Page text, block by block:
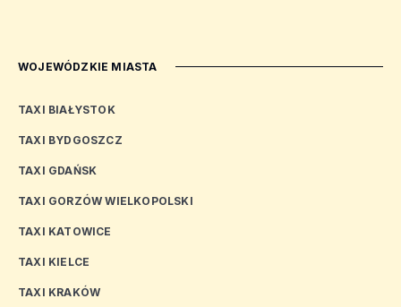
WOJEWÓDZKIE MIASTA
TAXI BIAŁYSTOK
TAXI BYDGOSZCZ
TAXI GDAŃSK
TAXI GORZÓW WIELKOPOLSKI
TAXI KATOWICE
TAXI KIELCE
TAXI KRAKÓW